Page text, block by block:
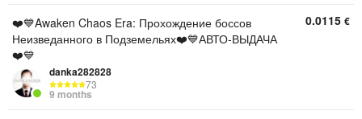
❤️💙Awaken Chaos Era: Прохождение боссов
Неизведанного в Подземельях❤️💙АВТО-ВЫДАЧА
❤️💙
danka282828
73
9 months
0.0115 €